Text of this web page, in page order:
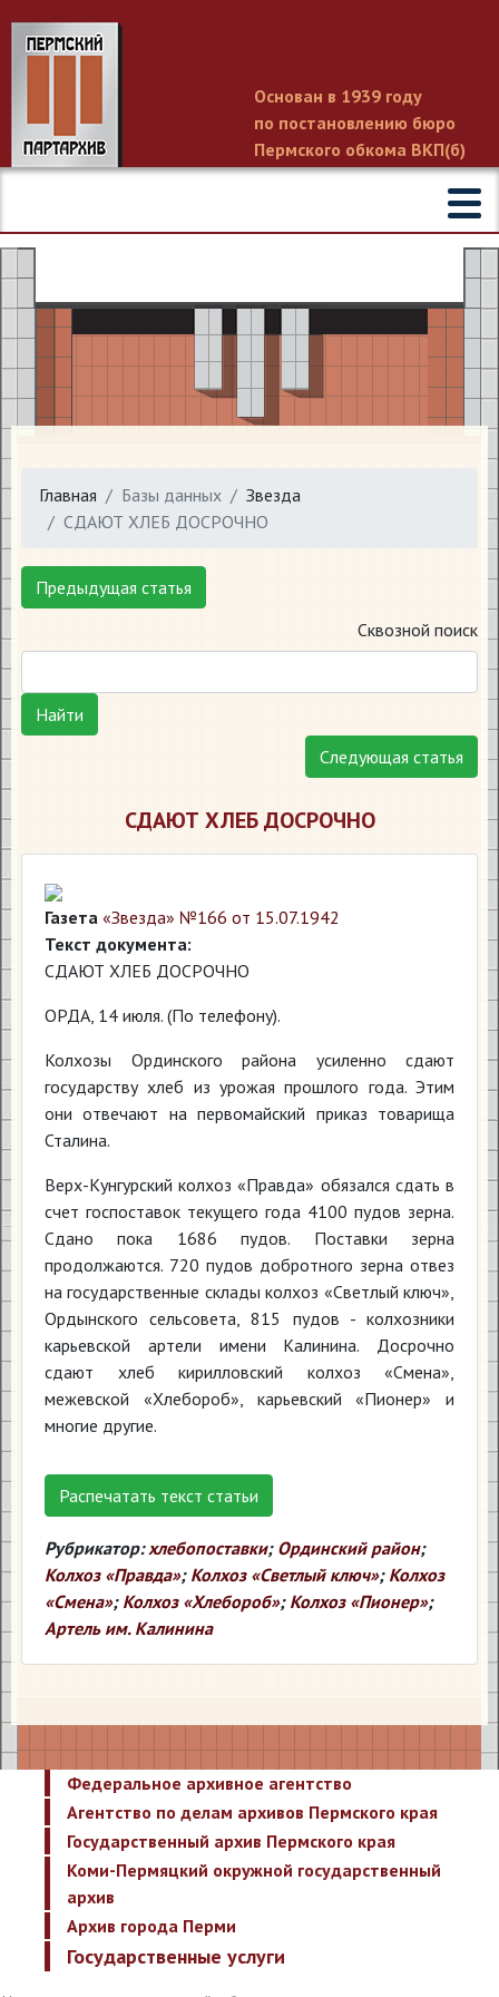
Основан в 1939 году
по постановлению бюро
Пермского обкома ВКП(б)
Главная Базы данных
Звезда
СДАЮТ ХЛЕБ ДОСРОЧНО
Предыдущая статья
Сквозной поиск
Найти
Следующая статья
СДАЮТ ХЛЕБ ДОСРОЧНО
Газета «Звезда» №166 от 15.07.1942
Текст документа:
СДАЮТ ХЛЕБ ДОСРОЧНО
ОРДА, 14 июля. (По телефону).
Колхозы Ординского района усиленно сдают
государству хлеб из урожая прошлого года. Этим
они отвечают на первомайский приказ товарища
Сталина.
Верх-Кунгурский колхоз «Правда» обязался сдать в
счет госпоставок текущего года 4100 пудов зерна.
Сдано пока 1686 пудов. Поставки зерна
продолжаются. 720 пудов добротного зерна отвез
на государственные склады колхоз «Светлый ключ»,
Ордынского сельсовета, 815 пудов - колхозники
карьевской артели имени Калинина. Досрочно
сдают хлеб кирилловский колхоз «Смена»,
межевской «Хлебороб», карьевский «Пионер» и
многие другие.
Распечатать текст статьи
Рубрикатор: хлебопоставки; Ординский район;
Колхоз «Правда»; Колхоз «Светлый ключ»; Колхоз
«Смена»; Колхоз «Хлебороб»; Колхоз «Пионер»;
Артель им. Калинина
Федеральное архивное агентство
Агентство по делам архивов Пермского края
Государственный архив Пермского края
Коми-Пермяцкий окружной государственный
архив
Архив города Перми
Государственные услуги